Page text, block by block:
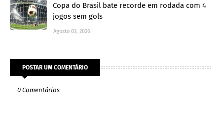
Copa do Brasil bate recorde em rodada com 4
jogos sem gols
Agosto 03, 2026
POSTAR UM COMENTÁRIO
0 Comentários